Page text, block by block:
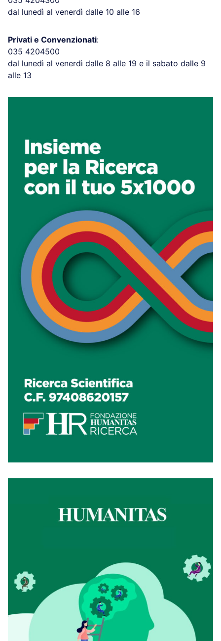
dal lunedì al venerdì dalle 10 alle 16
Privati e Convenzionati:
035 4204500
dal lunedì al venerdì dalle 8 alle 19 e il sabato dalle 9
alle 13